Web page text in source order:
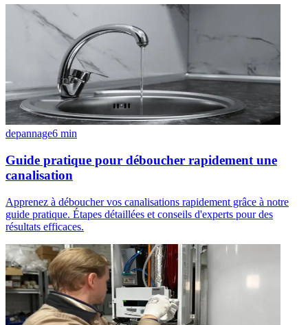
depannage6 min
Guide pratique pour déboucher rapidement une
canalisation
Apprenez à déboucher vos canalisations rapidement grâce à notre
guide pratique. Étapes détaillées et conseils d'experts pour des
résultats efficaces.